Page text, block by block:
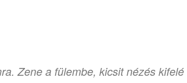
Zene a fülembe, kicsit nézés